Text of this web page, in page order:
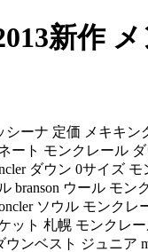
新作
ーナ 定価 メキキン
ト モンクレール ダ
ダウン 0サイズ
ウール モン
ソウル モンク
ット 札幌 モンクレ
ンベスト ジュニア